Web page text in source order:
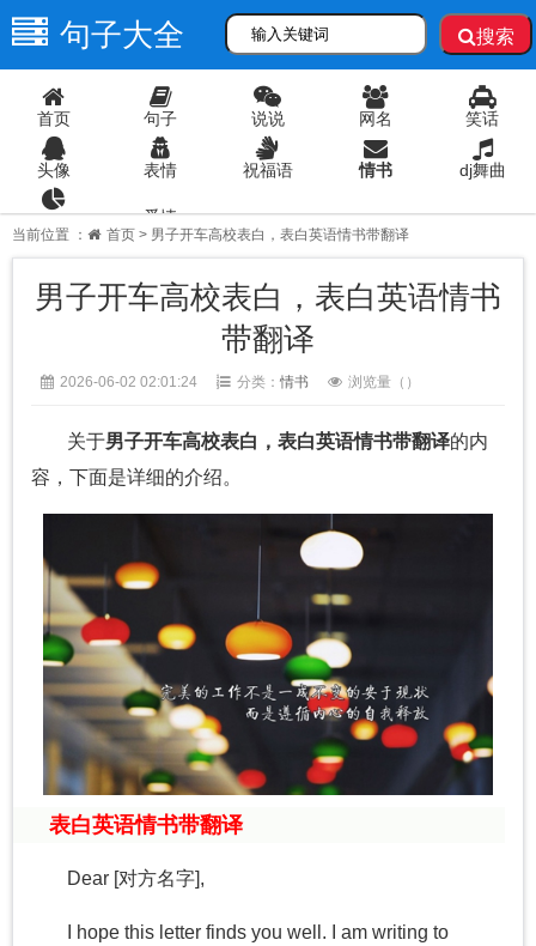
句子大全 搜索
首页 句子 说说 网名 笑话
头像 表情 祝福语 情书 dj舞曲
爱情
当前位置 ： 首页 > 男子开车高校表白，表白英语情书带翻译
男子开车高校表白，表白英语情书
带翻译
2026-06-02 02:01:24 分类： 情书 浏览量（ ）
关于男子开车高校表白，表白英语情书带翻译的内
容，下面是详细的介绍。
表白英语情书带翻译
Dear [对方名字],
I hope this letter finds you well. I am writing to